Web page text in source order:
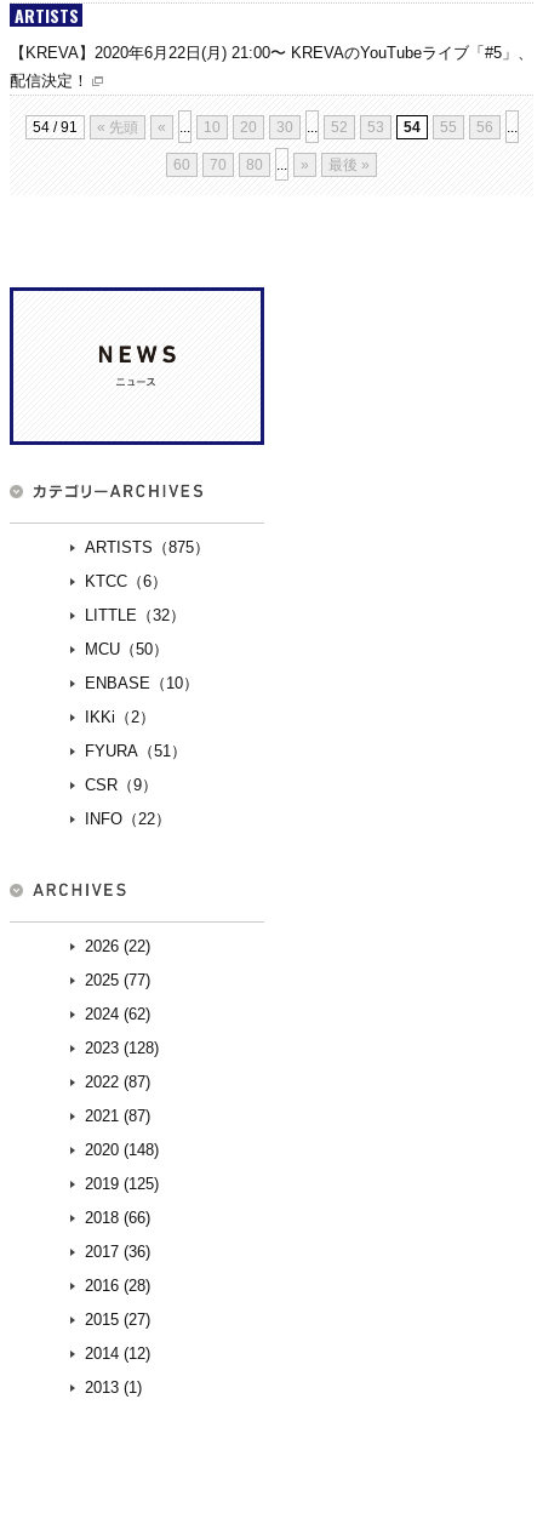
ARTISTS
【KREVA】2020年6月22日(月) 21:00〜 KREVAのYouTubeライブ「#5」、
配信決定！
54 / 91 « 先頭 « ... 10 20 30 ... 52 53 54 55 56 ...
60 70 80 ... » 最後 »
ARTISTS（875）
KTCC（6）
LITTLE（32）
MCU（50）
ENBASE（10）
IKKi（2）
FYURA（51）
CSR（9）
INFO（22）
2026 (22)
2025 (77)
2024 (62)
2023 (128)
2022 (87)
2021 (87)
2020 (148)
2019 (125)
2018 (66)
2017 (36)
2016 (28)
2015 (27)
2014 (12)
2013 (1)